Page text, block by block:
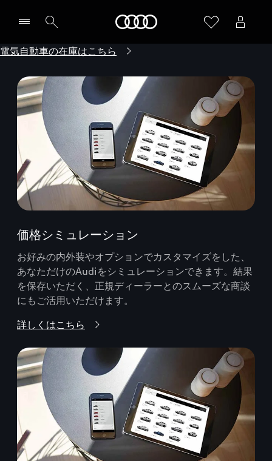
電気自動車の在庫はこちら
価格シミュレーション
お好みの内外装やオプションでカスタマイズをした、
あなただけのAudiをシミュレーションできます。結果
を保存いただく、正規ディーラーとのスムーズな商談
にもご活用いただけます。
詳しくはこちら